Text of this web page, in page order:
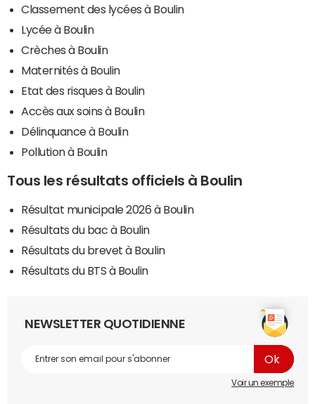
Classement des lycées à Boulin
Lycée à Boulin
Crèches à Boulin
Maternités à Boulin
Etat des risques à Boulin
Accès aux soins à Boulin
Délinquance à Boulin
Pollution à Boulin
Tous les résultats officiels à Boulin
Résultat municipale 2026 à Boulin
Résultats du bac à Boulin
Résultats du brevet à Boulin
Résultats du BTS à Boulin
NEWSLETTER QUOTIDIENNE
Voir un exemple